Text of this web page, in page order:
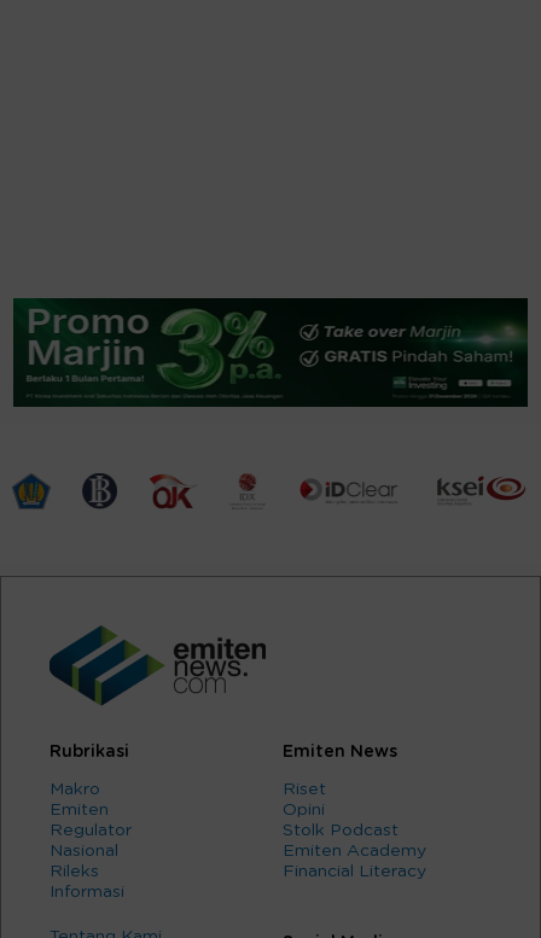
Rubrikasi
Makro
Emiten
Regulator
Nasional
Rileks
Informasi
Emiten News
Riset
Opini
Stolk Podcast
Emiten Academy
Financial Literacy